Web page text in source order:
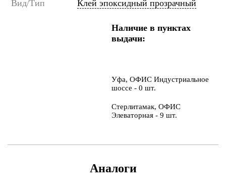
Вид/Тип
Клей эпоксидный прозрачный
Наличие в пунктах
выдачи:
Уфа, ОФИС Индустриальное
шоссе - 0 шт.
Стерлитамак, ОФИС
Элеваторная - 9 шт.
Аналоги